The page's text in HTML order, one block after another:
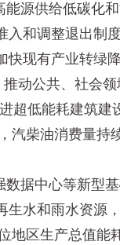
源供给低碳化
入和调整退出制
快现有产业转绿
动公共、社会领
超低能耗建筑建
汽柴油消费量持
据中心等新型
水和雨水资源
地区生产总值能